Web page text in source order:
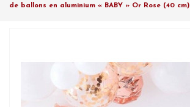
de ballons en aluminium « BABY » Or Rose (40 cm)